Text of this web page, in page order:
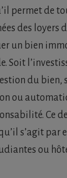
permet de
des loyers
un bien
Soit
du bien,
ou
Ce
s’agit par
ou